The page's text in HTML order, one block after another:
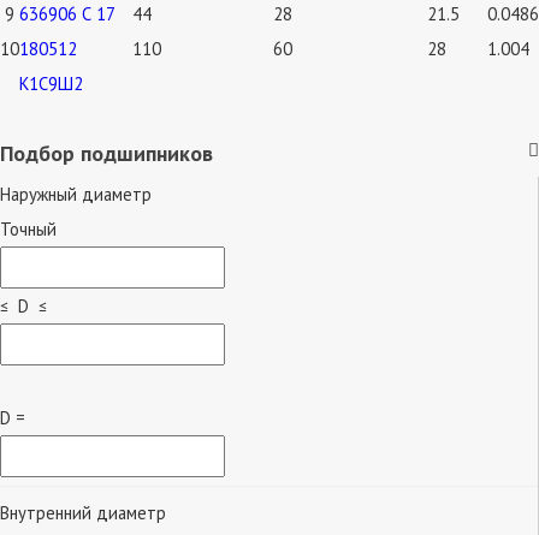
9 636906 С 17 44 28 21.5
0.0486
10180512
К1С9Ш2
110 60 28 1.004
Подбор подшипников
Наружный диаметр
Точный
≤ D ≤
D =
Внутренний диаметр